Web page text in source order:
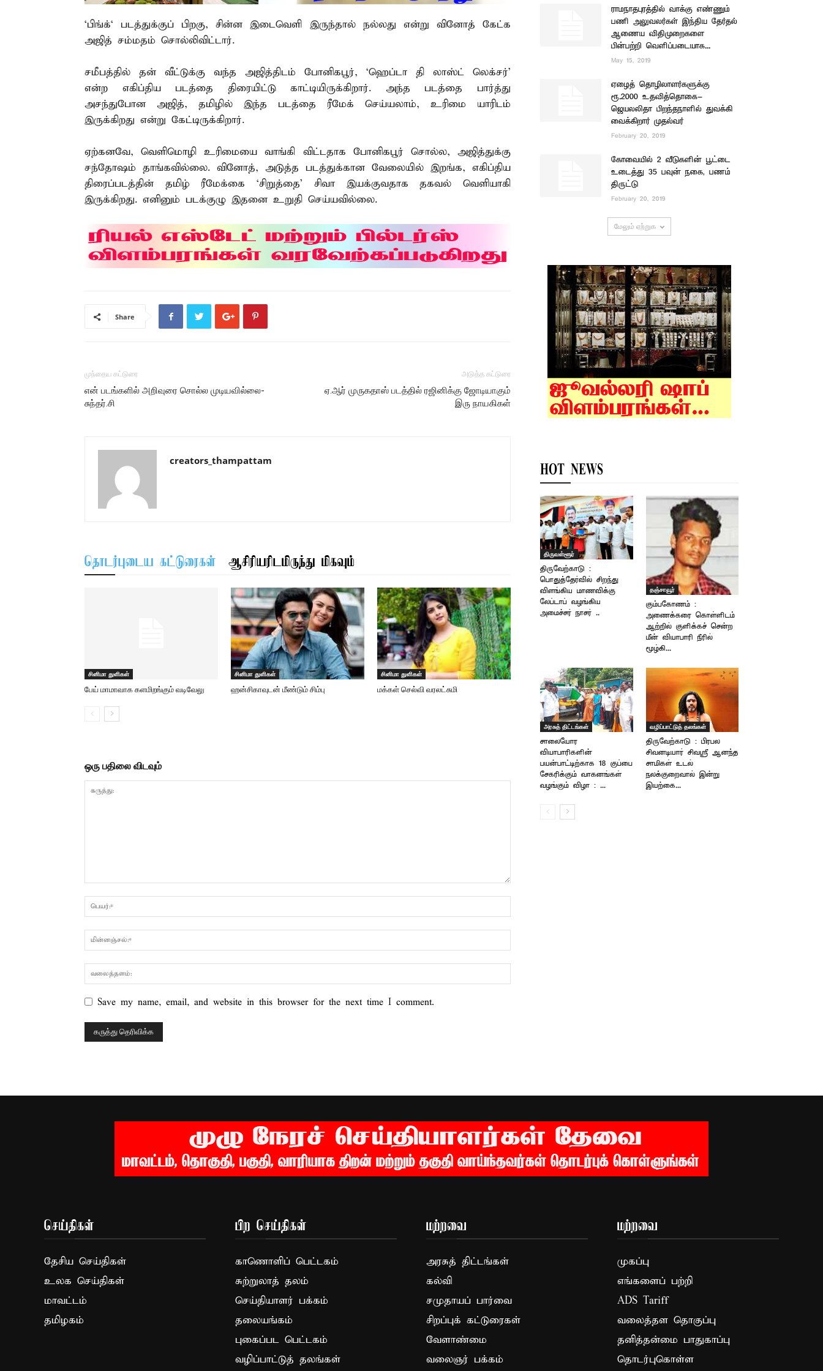
‘பிங்க்‘ படத்துக்குப் பிறகு, சின்ன இடைவெளி இருந்தால் நல்லது என்று வினோத் கேட்க
அஜித் சம்மதம் சொல்லிவிட்டார்.
சமீபத்தில் தன் வீட்டுக்கு வந்த அஜித்திடம் போனிகபூர், ‘ஹெப்டா தி லாஸ்ட் லெக்சர்’
என்ற எகிப்திய படத்தை திரையிட்டு காட்டியிருக்கிறார். அந்த படத்தை பார்த்து
அசந்துபோன அஜித், தமிழில் இந்த படத்தை ரீமேக் செய்யலாம், உரிமை யாரிடம்
இருக்கிறது என்று கேட்டிருக்கிறார்.
ஏற்கனவே, வெளிமொழி உரிமையை வாங்கி விட்டதாக போனிகபூர் சொல்ல, அஜித்துக்கு
சந்தோஷம் தாங்கவில்லை. வினோத், அடுத்த படத்துக்கான வேலையில் இறங்க, எகிப்திய
திரைப்படத்தின் தமிழ் ரீமேக்கை ‘சிறுத்தை’ சிவா இயக்குவதாக தகவல் வெளியாகி
இருக்கிறது. எனினும் படக்குழு இதனை உறுதி செய்யவில்லை.
Share
முந்தைய கட்டுரை
என் படங்களில் அறிவுரை சொல்ல முடியவில்லை-
சுந்தர்.சி
அடுத்த கட்டுரை
ஏ.ஆர் முருகதாஸ் படத்தில் ரஜினிக்கு ஜோடியாகும்
இரு நாயகிகள்
creators_thampattam
தொடர்புடைய கட்டுரைகள் ஆசிரியரிடமிருந்து மிகவும்
சினிமா துளிகள்
பேய் மாமாவாக களமிறங்கும் வடிவேலு
சினிமா துளிகள்
ஹன்சிகாவுடன் மீண்டும் சிம்பு
சினிமா துளிகள்
மக்கள் செல்வி வரலட்சுமி
ஒரு பதிலை விடவும்
Save my name, email, and website in this browser for the next time I comment.
ராமநாதபுரத்தில் வாக்கு எண்ணும்
பணி அலுவலர்கள் இந்திய தேர்தல்
ஆணைய விதிமுறைகளை
பின்பற்றி வெளிப்படையாக...
May 15, 2019
ஏழைத் தொழிலாளர்களுக்கு
ரூ.2000 உதவித்தொகை-
ஜெயலலிதா பிறந்தநாளில் துவக்கி
வைக்கிறார் முதல்வர்
February 20, 2019
கோவையில் 2 வீடுகளின் பூட்டை
உடைத்து 35 பவுன் நகை, பணம்
திருட்டு
February 20, 2019
மேலும் ஏற்றுக
HOT NEWS
திருவள்ளூர்
திருவேற்காடு :
பொதுத்தேர்வில் சிறந்து
விளங்கிய மாணவிக்கு
லேப்டாப் வழங்கிய
அமைச்சர் நாசர் ..
தஞ்சாவூர்
கும்பகோணம் :
அணைக்கரை கொள்ளிடம்
ஆற்றில் குளிக்கச் சென்ற
மீன் வியாபாரி நீரில்
மூழ்கி...
அரசுத் திட்டங்கள்
சாலையோர
வியாபாரிகளின்
பயன்பாட்டிற்காக 18 குப்பை
சேகரிக்கும் வாகனங்கள்
வழங்கும் விழா : ...
வழிப்பாட்டுத் தலங்கள்
திருவேற்காடு : பிரபல
சிவனடியார் சிவஸ்ரீ ஆனந்த
சாமிகள் உடல்
நலக்குறைவால் இன்று
இயற்கை...
செய்திகள்
தேசிய செய்திகள்
உலக செய்திகள்
மாவட்டம்
தமிழகம்
பிற செய்திகள்
காணொளிப் பெட்டகம்
சுற்றுலாத் தலம்
செய்தியாளர் பக்கம்
தலையங்கம்
புகைப்பட பெட்டகம்
வழிப்பாட்டுத் தலங்கள்
மற்றவை
அரசுத் திட்டங்கள்
கல்வி
சமுதாயப் பார்வை
சிறப்புக் கட்டுரைகள்
வேளாண்மை
வலைஞர் பக்கம்
மற்றவை
முகப்பு
எங்களைப் பற்றி
ADS Tariff
வலைத்தள தொகுப்பு
தனித்தன்மை பாதுகாப்பு
தொடர்புகொள்ள